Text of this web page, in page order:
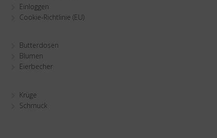
Einloggen
Cookie-Richtlinie (EU)
Butterdosen
Blumen
Eierbecher
Krüge
Schmuck